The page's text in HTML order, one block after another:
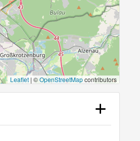
Leaflet | ©OpenStreetMapcontributors